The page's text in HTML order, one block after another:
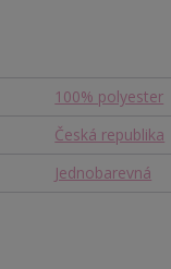
100% polyester
Česká republika
Jednobarevná